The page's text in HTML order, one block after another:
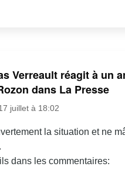
Verreault réagit à un
dans La Presse
juillet à 18:02
la situation et ne
dans les commentaires: